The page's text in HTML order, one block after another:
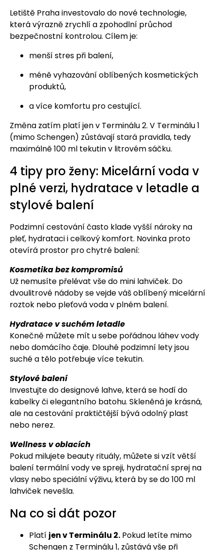
Letiště Praha investovalo do nové technologie,
která výrazně zrychlí a zpohodlní průchod
bezpečnostní kontrolou. Cílem je:
menší stres při balení,
méně vyhazování oblíbených kosmetických
produktů,
a více komfortu pro cestující.
Změna zatím platí jen v Terminálu 2. V Terminálu 1
(mimo Schengen) zůstávají stará pravidla, tedy
maximálně 100 ml tekutin v litrovém sáčku.
4 tipy pro ženy: Micelární voda v
plné verzi, hydratace v letadle a
stylové balení
Podzimní cestování často klade vyšší nároky na
pleť, hydrataci i celkový komfort. Novinka proto
otevírá prostor pro chytré balení:
Kosmetika bez kompromisů
Už nemusíte přelévat vše do mini lahviček. Do
dvoulitrové nádoby se vejde váš oblíbený micelární
roztok nebo pleťová voda v plném balení.
Hydratace v suchém letadle
Konečně můžete mít u sebe pořádnou láhev vody
nebo domácího čaje. Dlouhé podzimní lety jsou
suché a tělo potřebuje více tekutin.
Stylové balení
Investujte do designové lahve, která se hodí do
kabelky či elegantního batohu. Skleněná je krásná,
ale na cestování praktičtější bývá odolný plast
nebo nerez.
Wellness v oblacích
Pokud milujete beauty rituály, můžete si vzít větší
balení termální vody ve spreji, hydratační sprej na
vlasy nebo speciální výživu, která by se do 100 ml
lahviček nevešla.
Na co si dát pozor
Platí jen v Terminálu 2. Pokud letíte mimo
Schengen z Terminálu 1, zůstává vše při